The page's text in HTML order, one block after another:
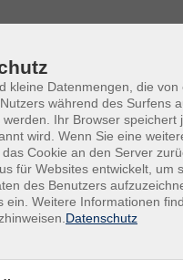
mitbringen - alle sind
Sie saubere Turnschuhe
kleine Datenmengen, die
während des Surfens
Ihr Browser
wird. Wenn Sie eine
Cookie an den Server
für Websites entwickelt, um
des Benutzers
ein. Weitere Informationen
Datenschutz